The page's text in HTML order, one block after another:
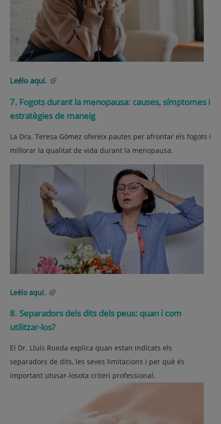
Leélo aquí.
7. Fogots durant la menopausa: causes, símptomes i
estratègies de maneig
La Dra. Teresa Gómez ofereix pautes per afrontar els fogots i
millorar la qualitat de vida durant la menopausa.
Leélo aquí.
8. Separadors dels dits dels peus: quan i com
utilitzar-los?
El Dr. Lluís Rueda explica quan estan indicats els
separadors de dits, les seves limitacions i per què és
important utusar-losota criteri professional.